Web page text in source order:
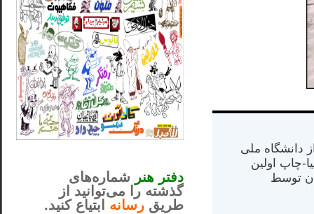
از دانشگاه ملی
در کالیفرنیا-چاپ اولین
در سال ۱۳۸۴ در ایران توسط
دفتر هنر شماره‌های
گذشته را می‌توانید از
طریق رسانه ابتیاع کنید.